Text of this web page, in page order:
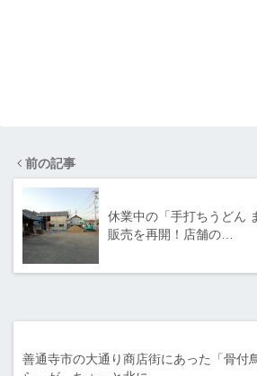
前の記事
休業中の「手打ちうどん
販売を再開！店舗の…
善通寺市の大通り商店街にあった「骨付